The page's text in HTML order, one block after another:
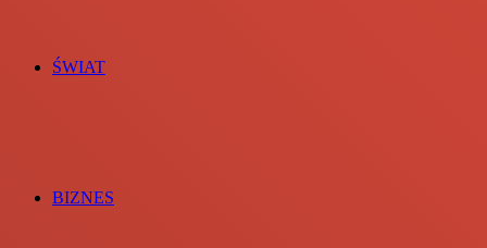
ŚWIAT
BIZNES